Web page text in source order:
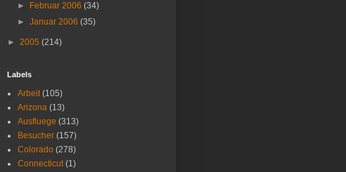
►
Februar 2006(34)
►Januar 2006(35)
► 2005 (214)
Labels
Arbeit (105)
Arizona (13)
Ausfluege (313)
Besucher (157)
Colorado (278)
Connecticut (1)